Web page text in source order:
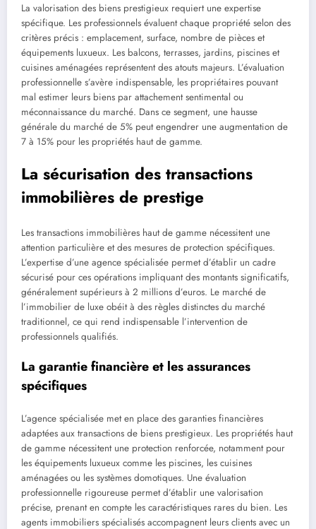
La valorisation des biens prestigieux requiert une expertise
spécifique. Les professionnels évaluent chaque propriété selon des
critères précis : emplacement, surface, nombre de pièces et
équipements luxueux. Les balcons, terrasses, jardins, piscines et
cuisines aménagées représentent des atouts majeurs. L’évaluation
professionnelle s’avère indispensable, les propriétaires pouvant
mal estimer leurs biens par attachement sentimental ou
méconnaissance du marché. Dans ce segment, une hausse
générale du marché de 5% peut engendrer une augmentation de
7 à 15% pour les propriétés haut de gamme.
La sécurisation des transactions
immobilières de prestige
Les transactions immobilières haut de gamme nécessitent une
attention particulière et des mesures de protection spécifiques.
L’expertise d’une agence spécialisée permet d’établir un cadre
sécurisé pour ces opérations impliquant des montants significatifs,
généralement supérieurs à 2 millions d’euros. Le marché de
l’immobilier de luxe obéit à des règles distinctes du marché
traditionnel, ce qui rend indispensable l’intervention de
professionnels qualifiés.
La garantie financière et les assurances
spécifiques
L’agence spécialisée met en place des garanties financières
adaptées aux transactions de biens prestigieux. Les propriétés haut
de gamme nécessitent une protection renforcée, notamment pour
les équipements luxueux comme les piscines, les cuisines
aménagées ou les systèmes domotiques. Une évaluation
professionnelle rigoureuse permet d’établir une valorisation
précise, prenant en compte les caractéristiques rares du bien. Les
agents immobiliers spécialisés accompagnent leurs clients avec un